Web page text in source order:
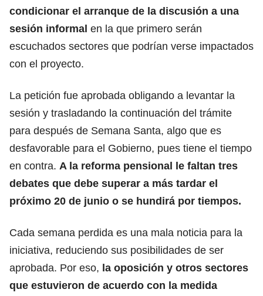
condicionar el arranque de la discusión a una
sesión informal en la que primero serán
escuchados sectores que podrían verse impactados
con el proyecto.
La petición fue aprobada obligando a levantar la
sesión y trasladando la continuación del trámite
para después de Semana Santa, algo que es
desfavorable para el Gobierno, pues tiene el tiempo
en contra. A la reforma pensional le faltan tres
debates que debe superar a más tardar el
próximo 20 de junio o se hundirá por tiempos.
Cada semana perdida es una mala noticia para la
iniciativa, reduciendo sus posibilidades de ser
aprobada. Por eso, la oposición y otros sectores
que estuvieron de acuerdo con la medida